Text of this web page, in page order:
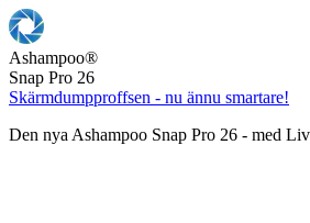
Ashampoo®
Snap Pro 26
Skärmdumpproffsen - nu ännu smartare!
Den nya Ashampoo Snap Pro 26 - med